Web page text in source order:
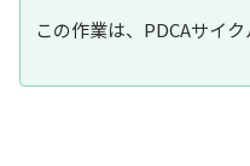
この作業は、PDCAサイ